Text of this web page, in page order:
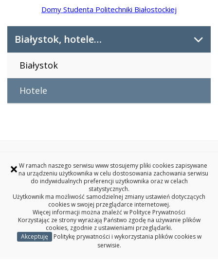
× W ramach naszego serwisu www stosujemy pliki cookies zapisywane
na urządzeniu użytkownika w celu dostosowania zachowania serwisu
do indywidualnych preferencji użytkownika oraz w celach
statystycznych.
Użytkownik ma możliwość samodzielnej zmiany ustawień dotyczących
cookies w swojej przeglądarce internetowej.
Więcej informacji można znaleźć w Polityce Prywatności
Korzystając ze strony wyrażają Państwo zgodę na używanie plików
cookies, zgodnie z ustawieniami przeglądarki.
Akceptuję
Politykę prywatności i wykorzystania plików cookies w
serwisie.
Domy Studenta Politechniki Białostockiej
Białystok, hotele…
Białystok
Hotele
Redakcja serwisu www
Deklaracja dostępności
Polityka prywatności
Konferencja Matematyka Pogranicza
Politechnika Białostocka
ul. Wiejska 45A, 15-351 Białystok